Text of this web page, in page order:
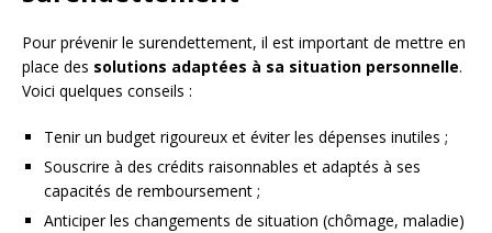
Pour prévenir le surendettement, il est important de mettre en
place des solutions adaptées à sa situation personnelle.
Voici quelques conseils :
Tenir un budget rigoureux et éviter les dépenses inutiles ;
Souscrire à des crédits raisonnables et adaptés à ses
capacités de remboursement ;
Anticiper les changements de situation (chômage, maladie)